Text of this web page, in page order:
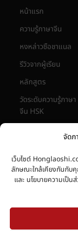
จัดก
เว็บไซต์
ลักษณะใกล้เคียงกันกับคุ
และ นโยบายความเป็
หน้าแรก
ความรู้ภาษาจีน
หงหล่าวซือชาแนล
รีวิวจากผู้เรียน
หลักสูตร
วัดระดับความรู้ภาษา
จีน HSK
นโยบายความเป็น
ส่วนตัวของข้อมูล